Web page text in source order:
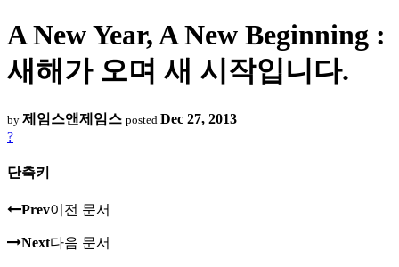
A New Year, A New Beginning :
새해가 오며 새 시작입니다.
by 제임스앤제임스 posted Dec 27, 2013
?
단축키
Prev이전 문서
Next다음 문서